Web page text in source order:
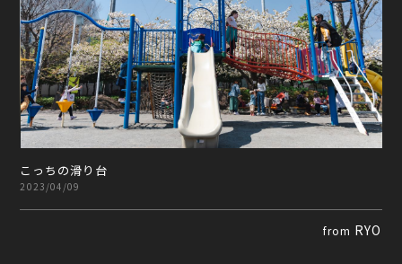
こっちの滑り台
2023/04/09
from RYO